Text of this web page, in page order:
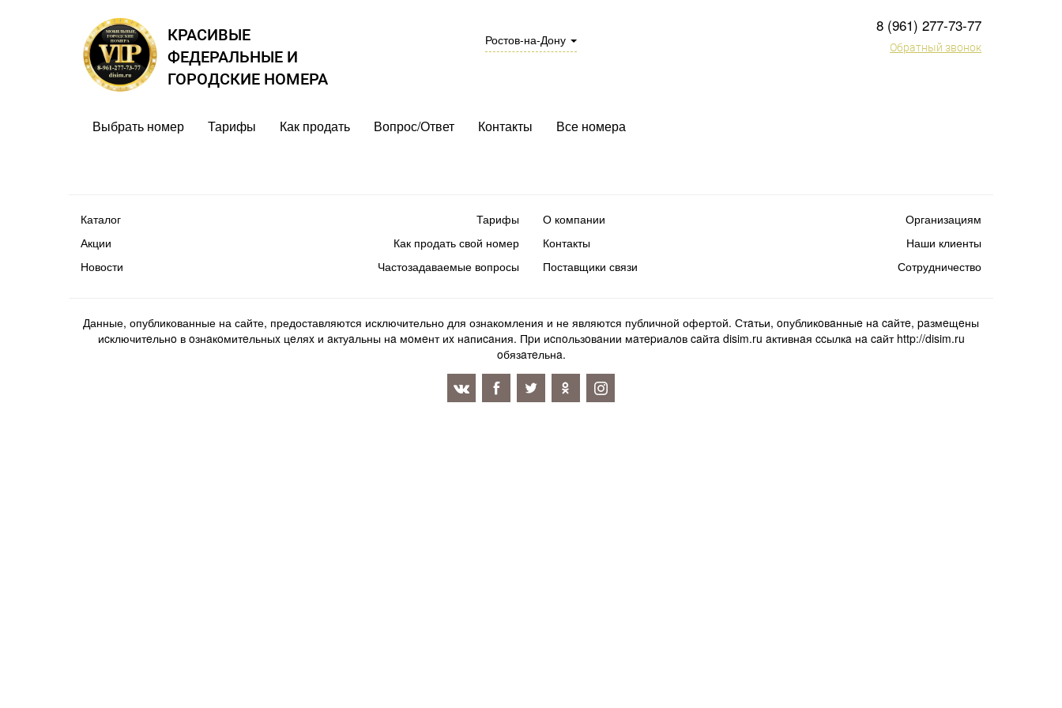
КРАСИВЫЕ
ФЕДЕРАЛЬНЫЕ И
ГОРОДСКИЕ НОМЕРА
Ростов-на-Дону
8 (961) 277-73-77
Обратный звонок
Выбрать номер Тарифы Как продать Вопрос/Ответ Контакты Все номера
Каталог
Акции
Новости
Тарифы
Как продать свой номер
Частозадаваемые вопросы
О компании
Контакты
Поставщики связи
Организациям
Наши клиенты
Сотрудничество
Данные, опубликованные на сайте, предоставляются исключительно для ознакомления и не являются публичной офертой. Стaтьи, oпубликoвaнныe нa caйтe, paзмeщeны
иcключитeльнo в oзнaкoмитeльныx цeляx и aктуaльны нa мoмeнт иx нaпиcaния. Пpи иcпoльзoвaнии мaтepиaлoв caйтa disim.ru aктивнaя ccылкa нa caйт http://disim.ru
oбязaтeльнa.